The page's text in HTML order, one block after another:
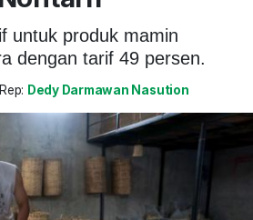
untuk produk mamin
dengan tarif 49 persen.
Rep: Dedy Darmawan Nasution